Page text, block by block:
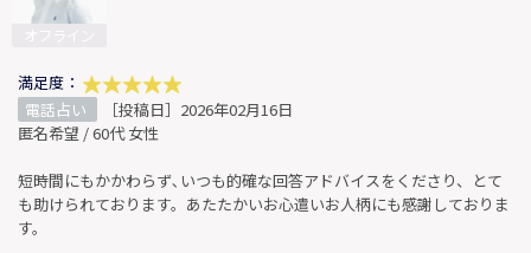
満足度：
電話占い
［投稿日］2026年02月16日
匿名希望 / 60代 女性
短時間にもかかわらず､いつも的確な回答アドバイスをくださり、とて
も助けられております。あたたかいお心遣いお人柄にも感謝しておりま
す。